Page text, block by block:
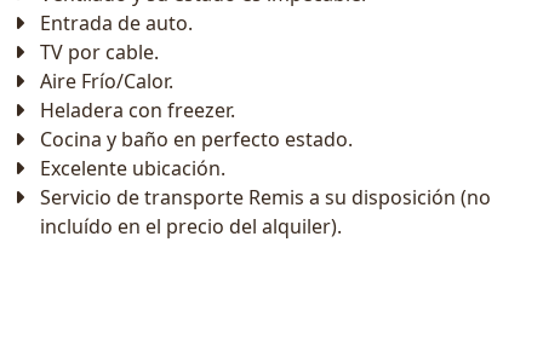
Entrada de auto.
TV por cable.
Aire Frío/Calor.
Heladera con freezer.
Cocina y baño en perfecto estado.
Excelente ubicación.
Servicio de transporte Remis a su disposición (no
incluído en el precio del alquiler).